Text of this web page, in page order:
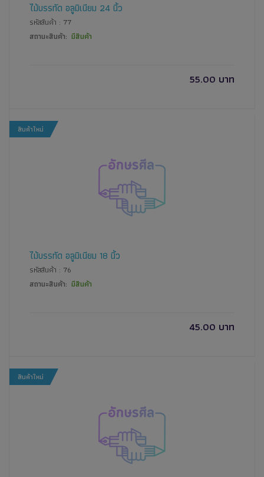
ไม้บรรทัด อลูมิเนียม 24 นิ้ว
รหัสสินค้า : 77
สถานะสินค้า: มีสินค้า
55.00 บาท
สินค้าใหม่
ไม้บรรทัด อลูมิเนียม 18 นิ้ว
รหัสสินค้า : 76
สถานะสินค้า: มีสินค้า
45.00 บาท
สินค้าใหม่